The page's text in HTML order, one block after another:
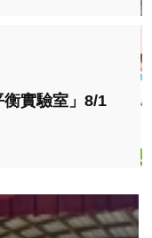
衡實驗室」8/1